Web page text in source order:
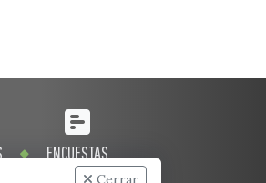
ENCUESTAS
Cerrar